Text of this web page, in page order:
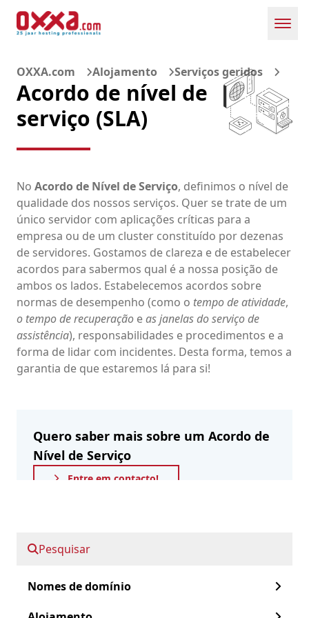
Nomes de domínio
Pesquisar
OXXA.com Alojamento Serviços geridos
Acordo de nível de
serviço (SLA)
No Acordo de Nível de Serviço, definimos o nível de
qualidade dos nossos serviços. Quer se trate de um
único servidor com aplicações críticas para a
empresa ou de um cluster constituído por dezenas
de servidores. Gostamos de clareza e de estabelecer
acordos para sabermos qual é a nossa posição de
ambos os lados. Estabelecemos acordos sobre
normas de desempenho (como o tempo de atividade,
o tempo de recuperação eas janelas do serviço de
assistência), responsabilidades e procedimentos e a
forma de lidar com incidentes. Desta forma, temos a
garantia de que estaremos lá para si!
Quero saber mais sobre um Acordo de
Nível de Serviço
Entre em contacto!
Avanço rápido para:
Acordo de nível de serviço
Porquê um SLA?